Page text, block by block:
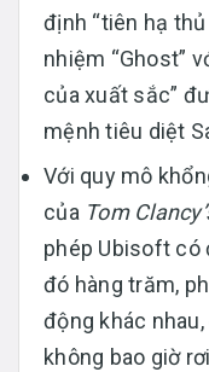
định “tiên hạ
nhiệm “Ghost”
của xuất sắc”
mệnh tiêu diệt
Với quy mô
của Tom
phép Ubisoft có
đó hàng trăm,
động khác
không bao giờ